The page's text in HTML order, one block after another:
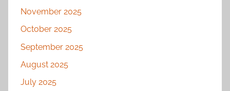
November 2025
October 2025
September 2025
August 2025
July 2025